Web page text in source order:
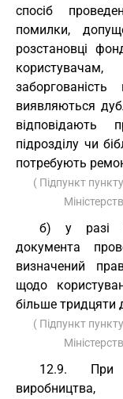
спосіб
помилки,
розстановці
заборгованість
виявляються
відповідають
підрозділу чи
потребують
( Підпункт
б) у разі
документа
визначений
щодо
більше тридцяти
( Підпункт
12.9. При
виробництва,